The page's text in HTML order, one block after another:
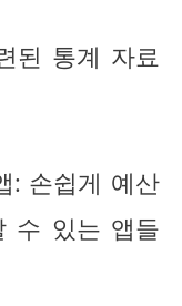
된 통계 자료
: 손쉽게 예산
수 있는 앱들